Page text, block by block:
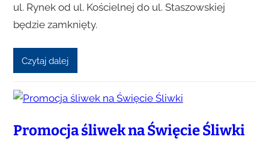
ul. Rynek od ul. Kościelnej do ul. Staszowskiej
będzie zamknięty.
Czytaj dalej
Promocja śliwek na Święcie Śliwki